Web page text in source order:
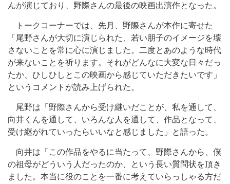
んが演じており、野際さんの最後の映画出演作となった。
トークコーナーでは、先月、野際さんが本作に寄せた
「尾野さんが大切に演じられた、若い朋子のイメージを壊
さないことを常に心に演じました。二度とあのような時代
が来ないことを祈ります。それがどんなに大変な日々だっ
たか、ひしひしとこの映画から感じていただきたいです」
というコメントが読み上げられた。
尾野は「野際さんから受け継いだことが、私を通して、
向井くんを通して、いろんな人を通して、作品となって、
受け継がれていったらいいなと感じました」と語った。
向井は「この作品をやるに当たって、野際さんから、僕
の祖母がどういう人だったのか、という長い質問状を頂き
ました。本当に役のことを一番に考えていらっしゃる方だ